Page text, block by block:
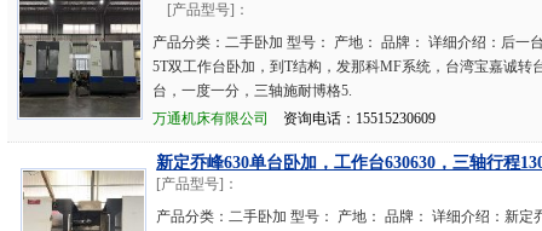
[产品型号]：
产品分类：二手卧加 型号： 产地： 品牌： 详细介绍：后一
5T双工作台卧加，到T结构，发那科MF系统，台湾宝嘉诚转
台，一度一分，三轴施耐博格5.
万通机床有限公司
资询电话：15515230609
新定乔峰630单台卧加，工作台630630，三轴行程
[产品型号]：
产品分类：二手卧加 型号： 产地： 品牌： 详细介绍：新定